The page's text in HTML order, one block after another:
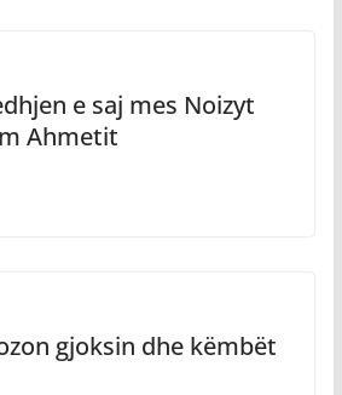
e saj mes Noizyt
Ahmetit
gjoksin dhe këmbët